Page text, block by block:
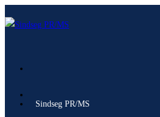
para
Sindseg PR/MS